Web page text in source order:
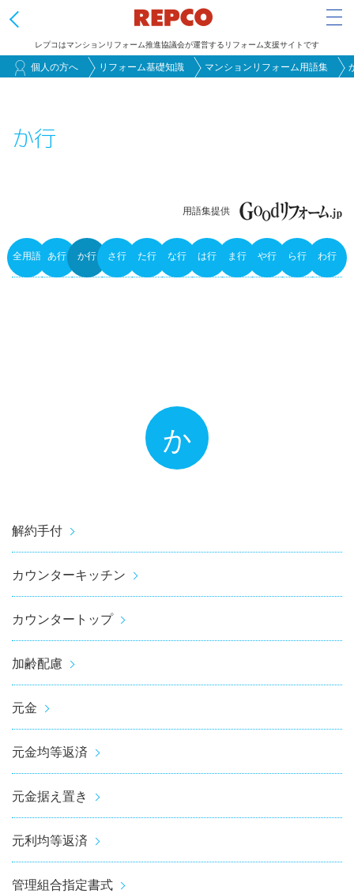
に
移
レプコはマンションリフォーム推進協議会が運営するリフォーム支援サイトです
個人の方へ リフォーム基礎知識 マンションリフォーム用語集
か行
用語集提供
Primary
全用語 あ行 か行 さ行 た行 な行 は行 ま行 や行 ら行 わ行
か
解約手付
カウンターキッチン
カウンタートップ
加齢配慮
元金
元金均等返済
元金据え置き
元利均等返済
管理組合指定書式